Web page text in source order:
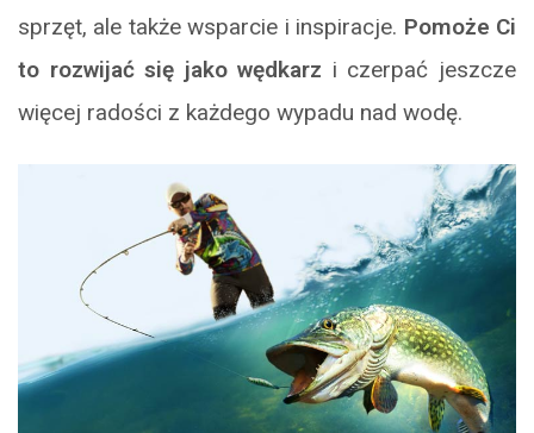
sprzęt, ale także wsparcie i inspiracje. Pomoże Ci
to rozwijać się jako wędkarz i czerpać jeszcze
więcej radości z każdego wypadu nad wodę.